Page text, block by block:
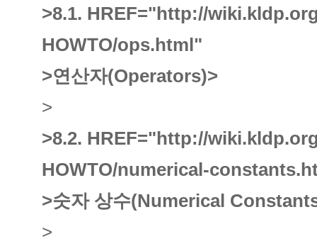
>8.1. HREF="http://
HOWTO/ops.html"
>연산자(Operators)>
>
>8.2. HREF="http://
HOWTO/numerical-
>숫자 상수(Numerical
>